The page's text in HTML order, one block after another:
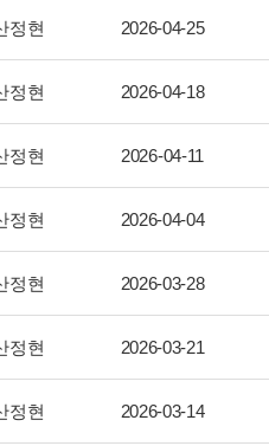
정현 2026-04-25
정현 2026-04-18
정현 2026-04-11
정현 2026-04-04
정현 2026-03-28
정현 2026-03-21
정현 2026-03-14